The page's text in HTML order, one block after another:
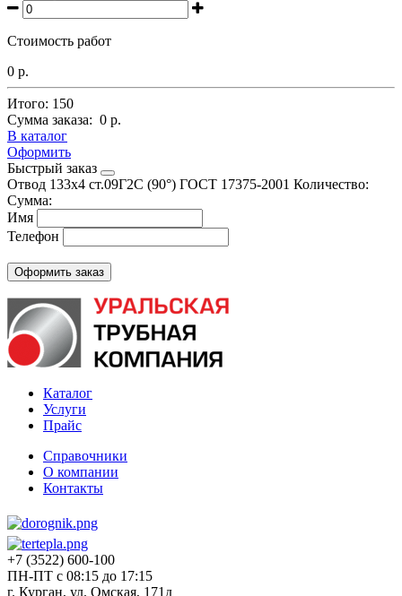
Стоимость работ
0 р.
Итого: 150
Сумма заказа: 0 р.
В каталог
Оформить
Быстрый заказ
Отвод 133х4 ст.09Г2С (90°) ГОСТ 17375-2001 Количество:
Сумма:
Имя
Телефон
Каталог
Услуги
Прайс
Справочники
О компании
Контакты
+7 (3522) 600-100
ПН-ПТ с 08:15 до 17:15
г. Курган, ул. Омская, 171д